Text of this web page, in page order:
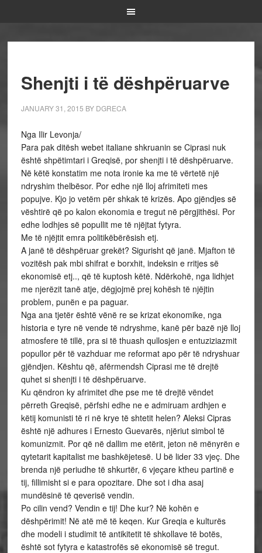
Shenjti i të dëshpëruarve
JANUARY 31, 2015 BY DGRECA
Nga Ilir Levonja/
Para pak ditësh webet italiane shkruanin se Ciprasi nuk
është shpëtimtari i Greqisë, por shenjti i të dëshpëruarve.
Në këtë konstatim me nota ironie ka me të vërtetë një
ndryshim thelbësor. Por edhe një lloj afrimiteti mes
popujve. Kjo jo vetëm për shkak të krizës. Apo gjëndjes së
vështirë që po kalon ekonomia e tregut në përgjithësi. Por
edhe lodhjes së popullit me të njëjtat fytyra.
Me të njëjtit emra politikëbërësish etj.
A janë të dëshpëruar grekët? Sigurisht që janë. Mjafton të
vozitësh pak mbi shifrat e borxhit, indeksin e rritjes së
ekonomisë etj.., që të kuptosh këtë. Ndërkohë, nga lidhjet
me njerëzit tanë atje, dëgjojmë prej kohësh të njëjtin
problem, punën e pa paguar.
Nga ana tjetër është vënë re se krizat ekonomike, nga
historia e tyre në vende të ndryshme, kanë për bazë një lloj
atmosfere të tillë, pra si të thuash qullosjen e entuziziazmit
popullor për të vazhduar me reformat apo për të ndryshuar
gjëndjen. Kështu që, afërmendsh Ciprasi me të drejtë
quhet si shenjti i të dëshpëruarve.
Ku qëndron ky afrimitet dhe pse me të drejtë vëndet
përreth Greqisë, përfshi edhe ne e admiruam ardhjen e
këtij komunisti të ri në krye të shtetit helen? Aleksi Cipras
është një adhures i Ernesto Guevarës, njëriut simbol të
komunizmit. Por që në dallim me etërit, jeton në mënyrën e
qytetarit kapitalist me bashkëjetesë. U bë lider 33 vjeç. Dhe
brenda një periudhe të shkurtër, 6 vjeçare ktheu partinë e
tij, fillimisht si e para opozitare. Dhe sot i dha asaj
mundësinë të qeverisë vendin.
Po cilin vend? Vendin e tij! Dhe kur? Në kohën e
dëshpërimit! Në atë më të keqen. Kur Greqia e kulturës
dhe modeli i studimit të antikitetit të shkollave të botës,
është sot fytyra e katastrofës së ekonomisë së tregut.